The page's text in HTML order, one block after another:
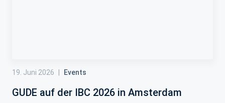
19. Juni 2026 Events
GUDE auf der IBC 2026 in Amsterdam